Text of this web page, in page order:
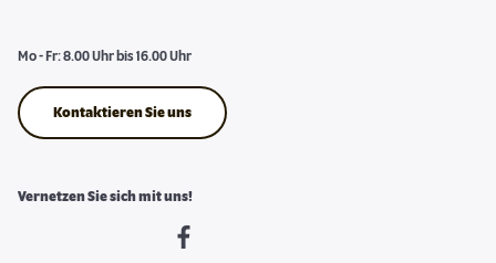
Mo - Fr: 8.00 Uhr bis 16.00 Uhr
Kontaktieren Sie uns
Vernetzen Sie sich mit uns!